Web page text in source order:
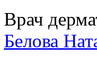
Врач
Белова